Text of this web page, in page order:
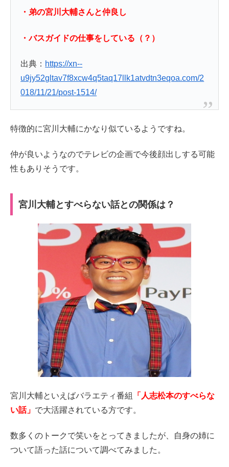
・弟の宮川大輔さんと仲良し
・バスガイドの仕事をしている（？）
出典： https://xn--
u9jy52gltav7f8xcw4q5taq17llk1atvdtn3eqoa.com/2
018/11/21/post-1514/
特徴的に宮川大輔にかなり似ているようですね。
仲が良いようなのでテレビの企画で今後顔出しする可能
性もありそうです。
宮川大輔とすべらない話との関係は？
宮川大輔といえばバラエティ番組
「人志松本のすべらな
い話」 で大活躍されている方です。
数多くのトークで笑いをとってきましたが、自身の姉に
ついて語った話について調べてみました。